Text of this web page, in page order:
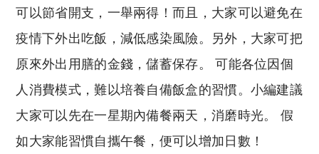
可以節省開支，一舉兩得！而且，大家可以避免在
疫情下外出吃飯，減低感染風險。另外，大家可把
原來外出用膳的金錢，儲蓄保存。 可能各位因個
人消費模式，難以培養自備飯盒的習慣。小編建議
大家可以先在一星期內備餐兩天，消磨時光。 假
如大家能習慣自攜午餐，便可以增加日數！